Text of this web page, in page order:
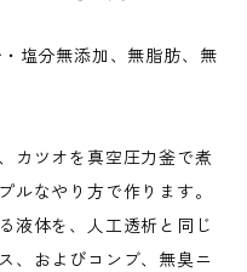
塩分無添加、無脂肪、無
カツオを真空圧力釜で煮
ルなやり方で作ります。
液体を、人工透析と同じ
、およびコンブ、無臭ニ